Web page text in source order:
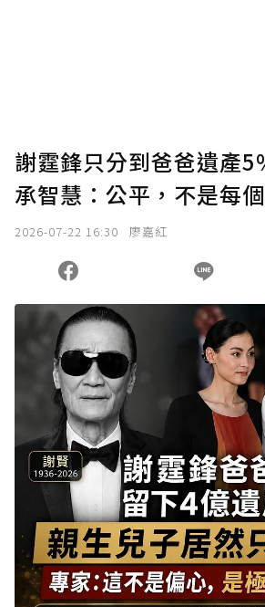
謝霆鋒只分到爸爸遺產
承智慧：公平，不是每
2026-07-22 16:30 廖嘉紅